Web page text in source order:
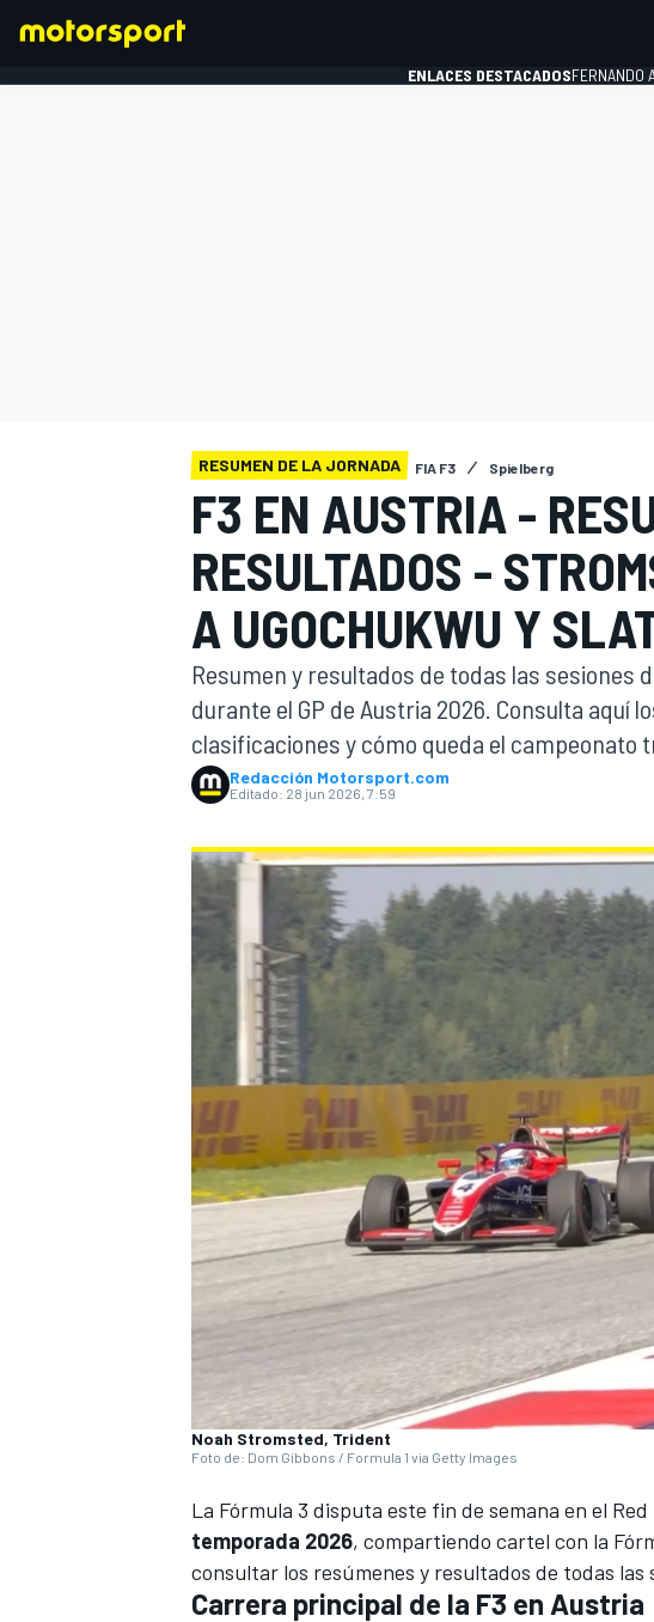
WEC FÓRMULA E
ENLACES DESTACADOSFERNANDO
RESUMEN DE LA JORNADA FIA F3 Spielberg
F3 EN AUSTRIA -
RESULTADOS -
A UGOCHUKWU Y
Resumen y resultados de todas las sesiones
durante el GP de Austria 2026. Consulta aquí
clasificaciones y cómo queda el campeonato
Redacción Motorsport.com
Editado: 28 jun 2026, 7:59
Noah Stromsted, Trident
Foto de: Dom Gibbons / Formula 1 via Getty Images
La Fórmula 3 disputa este fin de semana en el Red
temporada 2026, compartiendo cartel con la
consultar los resúmenes y resultados de todas las
Carrera principal de la F3 en Austria